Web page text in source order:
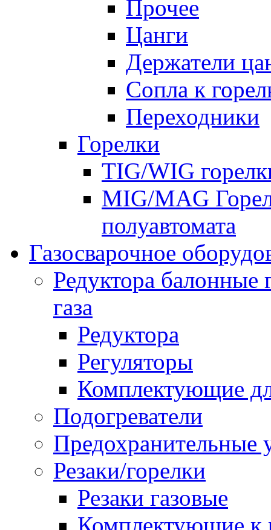
Прочее
Цанги
Держатели
Сопла к
Переходники
Горелки
TIG/WIG
MIG/MAG
полуавтомата
Газосварочное
Редуктора балонные
газа
Редуктора
Регуляторы
Комплектующие
Подогреватели
Предохранительные
Резаки/горелки
Резаки газовые